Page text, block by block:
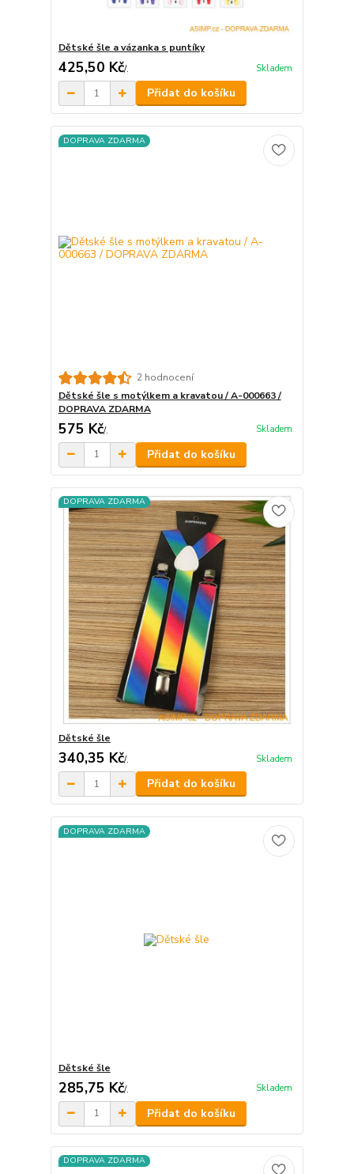
Dětské šle a vázanka s puntíky
425,50 Kč/. Skladem
Přidat do košíku
DOPRAVA ZDARMA
2 hodnocení
Dětské šle s motýlkem a kravatou / A-000663 /
DOPRAVA ZDARMA
575 Kč/. Skladem
Přidat do košíku
DOPRAVA ZDARMA
Dětské šle
340,35 Kč/. Skladem
Přidat do košíku
DOPRAVA ZDARMA
Dětské šle
285,75 Kč/. Skladem
Přidat do košíku
DOPRAVA ZDARMA